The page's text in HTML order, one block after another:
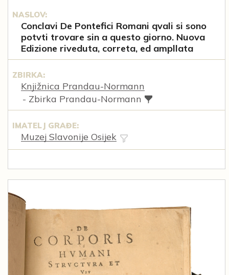
NASLOV:
Conclavi De Pontefici Romani qvali si sono
potvti trovare sin a questo giorno. Nuova
Edizione riveduta, correta, ed ampllata
ZBIRKA:
Knjižnica Prandau-Normann
- Zbirka Prandau-Normann
IMATELJ GRAĐE:
Muzej Slavonije Osijek